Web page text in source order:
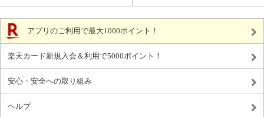
アプリのご利用で最大1000ポイント！
楽天カード新規入会＆利用で5000ポイント！
安心・安全への取り組み
ヘルプ